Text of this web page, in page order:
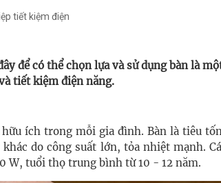
tiết kiệm điện
để có thể chọn lựa và sử dụng bàn là
tiết kiệm điện năng.
ích trong mỗi gia đình. Bàn là tiêu
do công suất lớn, tỏa nhiệt mạnh.
W, tuổi thọ trung bình từ 10 - 12 năm.